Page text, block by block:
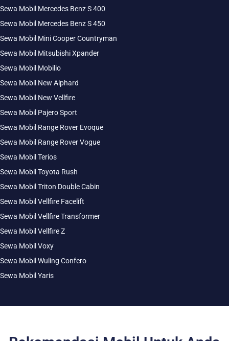
Sewa Mobil Mercedes Benz S 400
Sewa Mobil Mercedes Benz S 450
Sewa Mobil Mini Cooper Countryman
Sewa Mobil Mitsubishi Xpander
Sewa Mobil Mobilio
Sewa Mobil New Alphard
Sewa Mobil New Vellfire
Sewa Mobil Pajero Sport
Sewa Mobil Range Rover Evoque
Sewa Mobil Range Rover Vogue
Sewa Mobil Terios
Sewa Mobil Toyota Rush
Sewa Mobil Triton Double Cabin
Sewa Mobil Vellfire Facelift
Sewa Mobil Vellfire Transformer
Sewa Mobil Vellfire Z
Sewa Mobil Voxy
Sewa Mobil Wuling Confero
Sewa Mobil Yaris